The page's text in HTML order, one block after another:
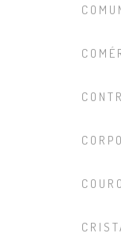
CORPO
COURO